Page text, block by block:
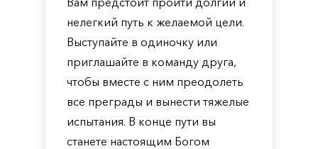
нелегкий путь к желаемой цели.
Выступайте в одиночку или
приглашайте в команду друга,
чтобы вместе с ним преодолеть
все преграды и вынести тяжелые
испытания. В конце пути вы
станете настоящим Богом